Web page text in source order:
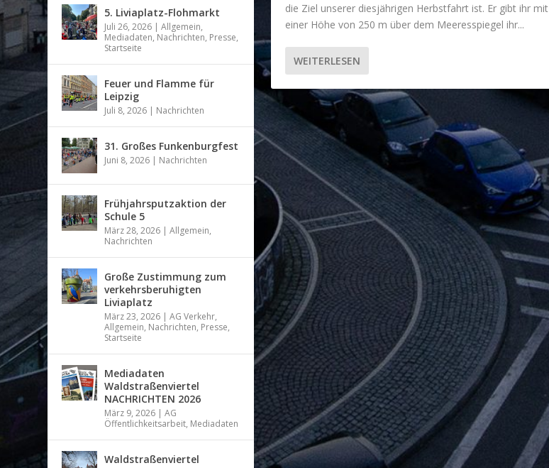
die Ziel unserer diesjährigen Herbstfahrt ist. Er gibt ihr mit
einer Höhe von 250 m über dem Meeresspiegel ihr...
WEITERLESEN
5. Liviaplatz-Flohmarkt
Juli 26, 2026 |Allgemein,
Mediadaten, Nachrichten, Presse,
Startseite
Feuer und Flamme für
Leipzig
Juli 8, 2026 | Nachrichten
31. Großes Funkenburgfest
Juni 8, 2026 | Nachrichten
Frühjahrsputzaktion der
Schule 5
März 28, 2026 |Allgemein,
Nachrichten
Große Zustimmung zum
verkehrsberuhigten
Liviaplatz
März 23, 2026 |AG Verkehr,
Allgemein, Nachrichten, Presse,
Startseite
Mediadaten
Waldstraßenviertel
NACHRICHTEN 2026
März 9, 2026 |AG
Öffentlichkeitsarbeit, Mediadaten
Waldstraßenviertel